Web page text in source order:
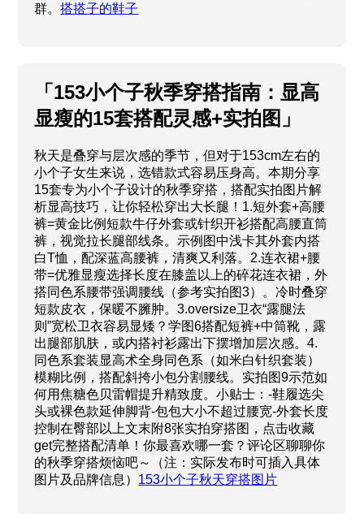
群。搭搭子的鞋子
「153小个子秋季穿搭指南：显高
显瘦的15套搭配灵感+实拍图」
秋天是叠穿与层次感的季节，但对于153cm左右的
小个子女生来说，选错款式容易压身高。本期分享
15套专为小个子设计的秋季穿搭，搭配实拍图片解
析显高技巧，让你轻松穿出大长腿！1.短外套+高腰
裤=黄金比例短款牛仔外套或针织开衫搭配高腰直筒
裤，视觉拉长腿部线条。示例图中浅卡其外套内搭
白T恤，配深蓝高腰裤，清爽又利落。2.连衣裙+腰
带=优雅显瘦选择长度在膝盖以上的碎花连衣裙，外
搭同色系腰带强调腰线（参考实拍图3）。冷时叠穿
短款皮衣，保暖不臃肿。3.oversize卫衣“露腿法
则”宽松卫衣容易显矮？学图6搭配短裤+中筒靴，露
出腿部肌肤，或内搭衬衫露出下摆增加层次感。4.
同色系套装显高术全身同色系（如米白针织套装）
模糊比例，搭配斜挎小包分割腰线。实拍图9示范如
何用焦糖色贝雷帽提升精致度。小贴士：-鞋履选尖
头或裸色款延伸脚背-包包大小不超过腰宽-外套长度
控制在臀部以上文末附8张实拍穿搭图，点击收藏
get完整搭配清单！你最喜欢哪一套？评论区聊聊你
的秋季穿搭烦恼吧～（注：实际发布时可插入具体
图片及品牌信息） 153小个子秋天穿搭图片